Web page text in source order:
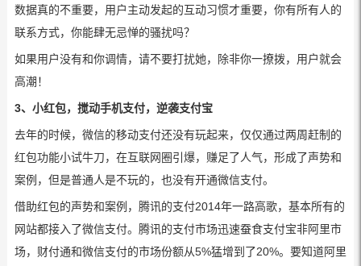
数据真的不重要，用户主动发起的互动习惯才重要，你有所有人的
联系方式，你能肆无忌惮的骚扰吗？
如果用户没有和你调情，请不要打扰她，除非你一撩拨，用户就会
高潮！
3、小红包，搅动手机支付，逆袭支付宝
去年的时候，微信的移动支付还没有玩起来，仅仅通过两周赶制的
红包功能小试牛刀，在互联网圈引爆，赚足了人气，形成了声势和
案例，但是普通人是不玩的，也没有开通微信支付。
借助红包的声势和案例，腾讯的支付2014年一路高歌，基本所有的
网站都接入了微信支付。腾讯的支付市场迅速蚕食支付宝非阿里市
场，财付通和微信支付的市场份额从5%猛增到了20%。要知道阿里